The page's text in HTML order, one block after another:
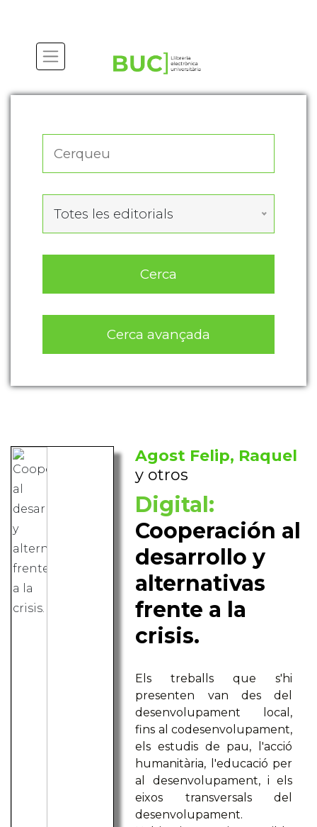
Totes les editorials
Cerca
Cerca avançada
Agost Felip, Raquel
y otros
Digital:
Cooperación al
desarrollo y
alternativas
frente a la
crisis.
Els treballs que s'hi
presenten van des del
desenvolupament local,
fins al codesenvolupament,
els estudis de pau, l'acció
humanitària, l'educació per
al desenvolupament, i els
eixos transversals del
desenvolupament.